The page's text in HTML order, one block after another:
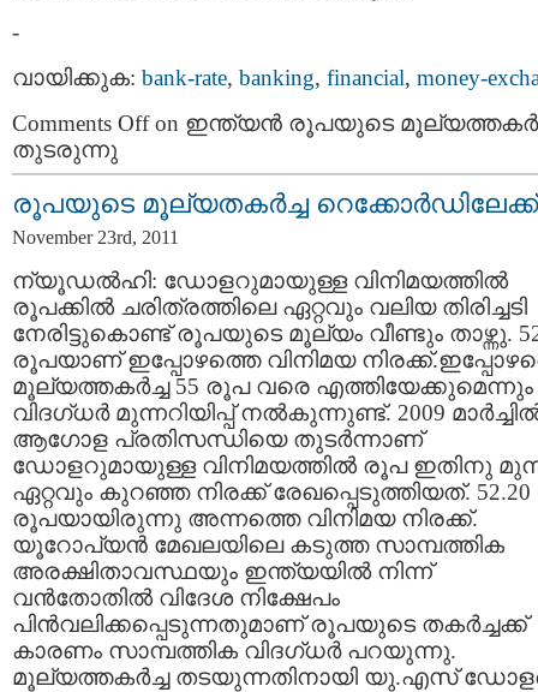
-
വായിക്കുക: bank-rate, banking, financial, money-
Comments Offon ഇന്ത്യന്‍ രൂപയുടെ
തുടരുന്നു
രൂപയുടെ മൂല്യതകര്‍ച്ച റെക്കോര്‍ഡിലേക്ക്
November 23rd, 2011
ന്യൂഡല്‍ഹി: ഡോളറുമായുള്ള വിനിമയത്തില്‍
രൂപക്കില്‍ ചരിത്രത്തിലെ ഏറ്റവും വലിയ തിരിച്ചടി
നേരിട്ടുകൊണ്ട് രൂപയുടെ മൂല്യം വീണ്ടും താഴ്ന്നു.
രൂപയാണ് ഇപ്പോഴത്തെ വിനിമയ
മൂല്യത്തകര്‍ച്ച 55 രൂപ വരെ എത്തിയേക്കുമെന്നും
വിദഗ്ധര്‍ മുന്നറിയിപ്പ് നല്‍കുന്നുണ്ട്. 2009
ആഗോള പ്രതിസന്ധിയെ തുടര്‍ന്നാണ്
ഡോളറുമായുള്ള വിനിമയത്തില്‍ രൂപ ഇതിനു
ഏറ്റവും കുറഞ്ഞ നിരക്ക് രേഖപ്പെടുത്തിയത്. 52.20
രൂപയായിരുന്നു അന്നത്തെ വിനിമയ നിരക്ക്.
യൂറോപ്യന്‍ മേഖലയിലെ കടുത്ത സാമ്പത്തിക
അരക്ഷിതാവസ്ഥയും ഇന്ത്യയില്‍ നിന്ന്
വന്‍തോതില്‍ വിദേശ നിക്ഷേപം
പിന്‍വലിക്കപ്പെടുന്നതുമാണ് രൂപയുടെ തകര്‍ച്ചക്ക്
കാരണം സാമ്പത്തിക വിദഗ്ധര്‍ പറയുന്നു.
മൂല്യത്തകര്‍ച്ച തടയുന്നതിനായി യു.എസ്